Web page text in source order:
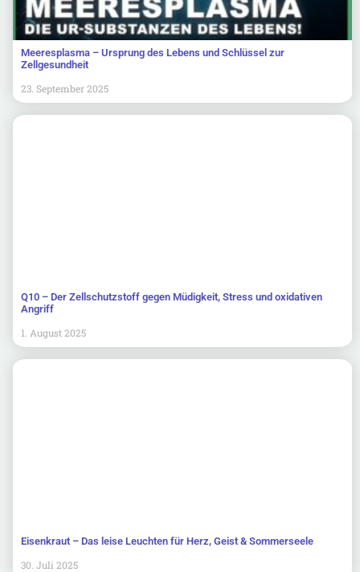
Meeresplasma – Ursprung des Lebens und Schlüssel zur
Zellgesundheit
23. September 2025
Q10 – Der Zellschutzstoff gegen Müdigkeit, Stress und oxidativen
Angriff
1. August 2025
Eisenkraut – Das leise Leuchten für Herz, Geist & Sommerseele
30. Juli 2025